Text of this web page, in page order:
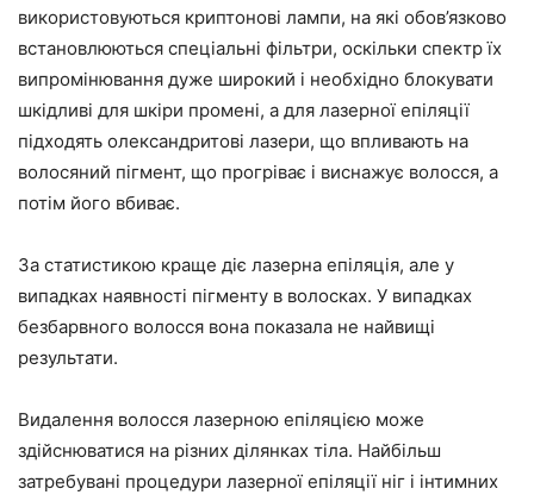
використовуються криптонові лампи, на які обов’язково
встановлюються спеціальні фільтри, оскільки спектр їх
випромінювання дуже широкий і необхідно блокувати
шкідливі для шкіри промені, а для лазерної епіляції
підходять олександритові лазери, що впливають на
волосяний пігмент, що прогріває і виснажує волосся, а
потім його вбиває.
За статистикою краще діє лазерна епіляція, але у
випадках наявності пігменту в волосках. У випадках
безбарвного волосся вона показала не найвищі
результати.
Видалення волосся лазерною епіляцією може
здійснюватися на різних ділянках тіла. Найбільш
затребувані процедури лазерної епіляції ніг і інтимних